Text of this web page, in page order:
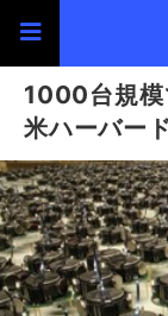
1000台規模
米ハーバー